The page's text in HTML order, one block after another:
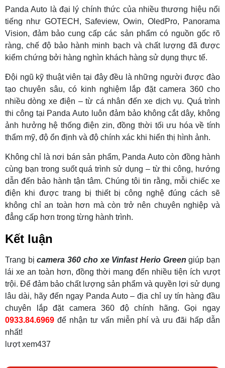
Panda Auto là đại lý chính thức của nhiều thương hiệu nổi
tiếng như GOTECH, Safeview, Owin, OledPro, Panorama
Vision, đảm bảo cung cấp các sản phẩm có nguồn gốc rõ
ràng, chế độ bảo hành minh bạch và chất lượng đã được
kiểm chứng bởi hàng nghìn khách hàng sử dụng thực tế.
Đội ngũ kỹ thuật viên tại đây đều là những người được đào
tạo chuyên sâu, có kinh nghiệm lắp đặt camera 360 cho
nhiều dòng xe điện – từ cá nhân đến xe dịch vụ. Quá trình
thi công tại Panda Auto luôn đảm bảo không cắt dây, không
ảnh hưởng hệ thống điện zin, đồng thời tối ưu hóa về tính
thẩm mỹ, độ ổn định và độ chính xác khi hiển thị hình ảnh.
Không chỉ là nơi bán sản phẩm, Panda Auto còn đồng hành
cùng bạn trong suốt quá trình sử dụng – từ thi công, hướng
dẫn đến bảo hành tận tâm. Chúng tôi tin rằng, mỗi chiếc xe
điện khi được trang bị thiết bị công nghệ đúng cách sẽ
không chỉ an toàn hơn mà còn trở nên chuyên nghiệp và
đẳng cấp hơn trong từng hành trình.
Kết luận
Trang bịcamera 360 cho xe Vinfast Herio Green giúp bạn
lái xe an toàn hơn, đồng thời mang đến nhiều tiện ích vượt
trội. Để đảm bảo chất lượng sản phẩm và quyền lợi sử dụng
lâu dài, hãy đến ngay Panda Auto – địa chỉ uy tín hàng đầu
chuyên lắp đặt camera 360 độ chính hãng. Gọi ngay
0933.84.6969 để nhận tư vấn miễn phí và ưu đãi hấp dẫn
nhất!
lượt xem437